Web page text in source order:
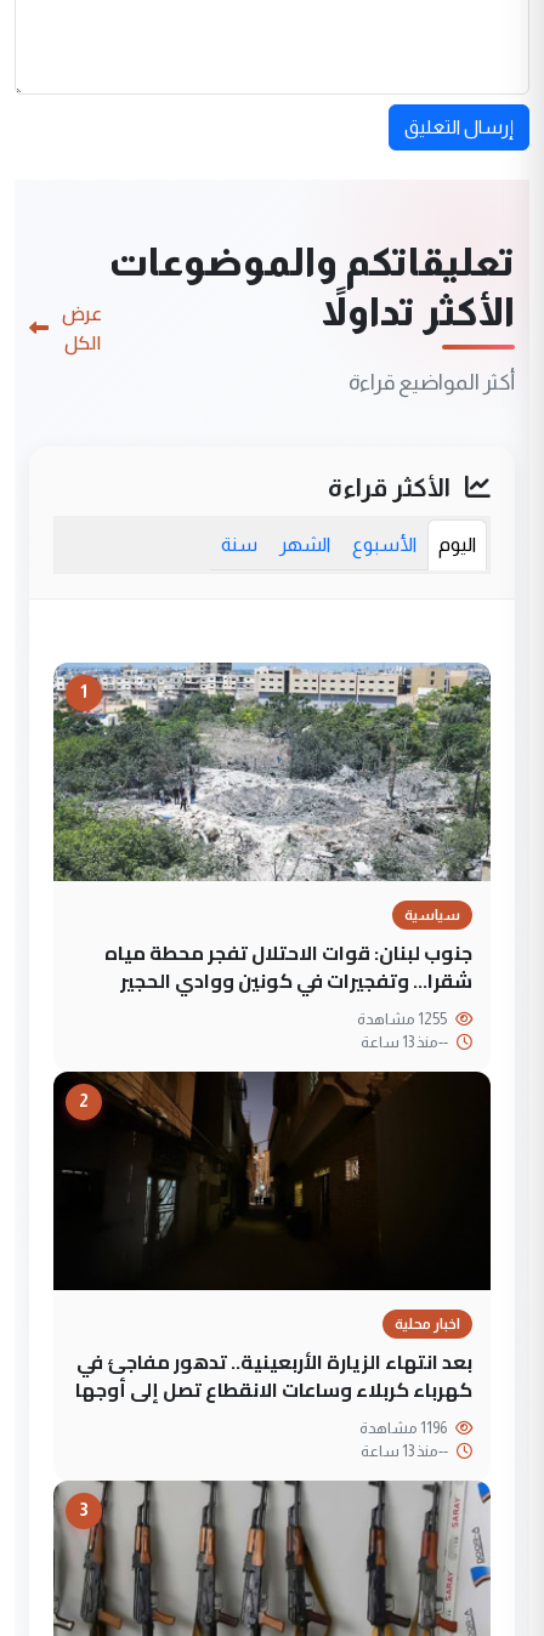
إرسال التعليق
تعليقاتكم والموضوعات
الأكثر تداولاً
أكثر المواضيع قراءة
عرض
الكل
الأكثر قراءة
اليوم الأسبوع الشهر سنة
1
سياسية
جنوب لبنان: قوات الاحتلال تفجر محطة مياه
شقرا… وتفجيرات في كونين ووادي الحجير
--منذ 13 ساعة
2
اخبار محلية
بعد انتهاء الزيارة الأربعينية.. تدهور مفاجئ في
كهرباء كربلاء وساعات الانقطاع تصل إلى أوجها
--منذ 13 ساعة
3